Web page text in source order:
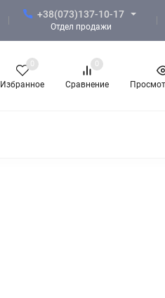
+38(073)137-10-17
Отдел продажи
Избранное
0
Сравнение
0